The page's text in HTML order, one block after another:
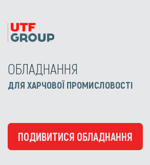
ОБЛАДНАННЯ
ДЛЯ ХАРЧОВОЇ ПРОМИСЛОВОСТІ
ПОДИВИТИСЯ ОБЛАДНАННЯ